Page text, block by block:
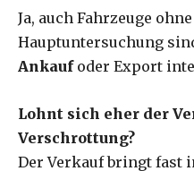
Ja, auch Fahrzeuge
Hauptuntersuchung
Ankaufoder Export
Lohnt sich eher der
Verschrottung?
Der Verkauf bringt fast